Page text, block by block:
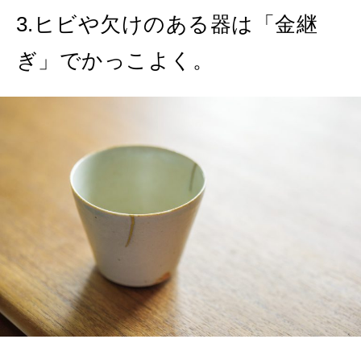
3.ヒビや欠けのある器は「金継
ぎ」でかっこよく。